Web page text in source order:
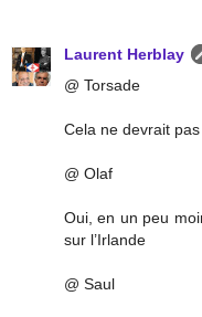
Laurent Herblay
@ Torsade
Cela ne devrait
@ Olaf
Oui, en un peu
sur l’Irlande
@ Saul